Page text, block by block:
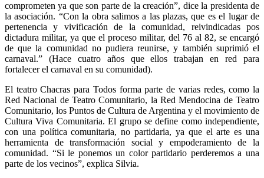
comprometen ya que son parte de la creación”, dice la presidenta de
la asociación. “Con la obra salimos a las plazas, que es el lugar de
pertenencia y vivificación de la comunidad, reivindicadas pos
dictadura militar, ya que el proceso militar, del 76 al 82, se encargó
de que la comunidad no pudiera reunirse, y también suprimió el
carnaval.” (Hace cuatro años que ellos trabajan en red para
fortalecer el carnaval en su comunidad).
El teatro Chacras para Todos forma parte de varias redes, como la
Red Nacional de Teatro Comunitario, la Red Mendocina de Teatro
Comunitario, los Puntos de Cultura de Argentina y el movimiento de
Cultura Viva Comunitaria. El grupo se define como independiente,
con una política comunitaria, no partidaria, ya que el arte es una
herramienta de transformación social y empoderamiento de la
comunidad. “Si le ponemos un color partidario perderemos a una
parte de los vecinos”, explica Silvia.